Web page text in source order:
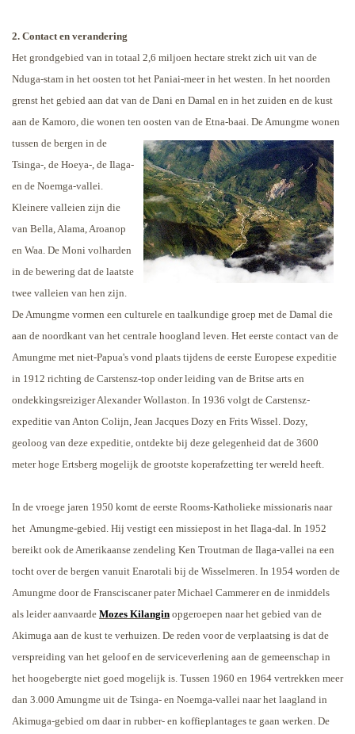
2. Contact en verandering
Het grondgebied van in totaal 2,6 miljoen hectare strekt zich uit van de
Nduga-stam in het oosten tot het Paniai-meer in het westen. In het noorden
grenst het gebied aan dat van de Dani en Damal en in het zuiden en de kust
aan de Kamoro, die wonen ten oosten van de Etna-baai. De Amungme wonen
tussen de bergen in de
Tsinga-, de Hoeya-, de Ilaga-
en de Noemga-vallei.
Kleinere valleien zijn die
van Bella, Alama, Aroanop
en Waa. De Moni volharden
in de bewering dat de laatste
twee valleien van hen zijn.
De Amungme vormen een culturele en taalkundige groep met de Damal die
aan de noordkant van het centrale hoogland leven. Het eerste contact van de
Amungme met niet-Papua's vond plaats tijdens de eerste Europese expeditie
in 1912 richting de Carstensz-top onder leiding van de Britse arts en
ondekkingsreiziger Alexander Wollaston. In 1936 volgt de Carstensz-
expeditie van Anton Colijn, Jean Jacques Dozy en Frits Wissel. Dozy,
geoloog van deze expeditie, ontdekte bij deze gelegenheid dat de 3600
meter hoge Ertsberg mogelijk de grootste koperafzetting ter wereld heeft.
In de vroege jaren 1950 komt de eerste Rooms-Katholieke missionaris naar
het Amungme-gebied. Hij vestigt een missiepost in het Ilaga-dal. In 1952
bereikt ook de Amerikaanse zendeling Ken Troutman de Ilaga-vallei na een
tocht over de bergen vanuit Enarotali bij de Wisselmeren. In 1954 worden de
Amungme door de Fransciscaner pater Michael Cammerer en de inmiddels
als leider aanvaarde Mozes Kilangin opgeroepen naar het gebied van de
Akimuga aan de kust te verhuizen. De reden voor de verplaatsing is dat de
verspreiding van het geloof en de serviceverlening aan de gemeenschap in
het hoogebergte niet goed mogelijk is. Tussen 1960 en 1964 vertrekken meer
dan 3.000 Amungme uit de Tsinga- en Noemga-vallei naar het laagland in
Akimuga-gebied om daar in rubber- en koffieplantages te gaan werken. De